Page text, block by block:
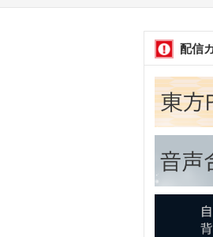
配信